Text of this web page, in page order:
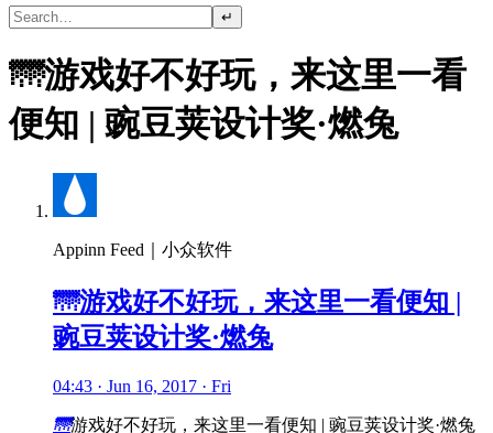
↵
🌁游戏好不好玩，来这里一看
便知 | 豌豆荚设计奖·燃兔
Appinn Feed｜小众软件
🌁游戏好不好玩，来这里一看便知 |
豌豆荚设计奖·燃兔
04:43 · Jun 16, 2017 · Fri
🌁游戏好不好玩，来这里一看便知 | 豌豆荚设计奖·燃兔